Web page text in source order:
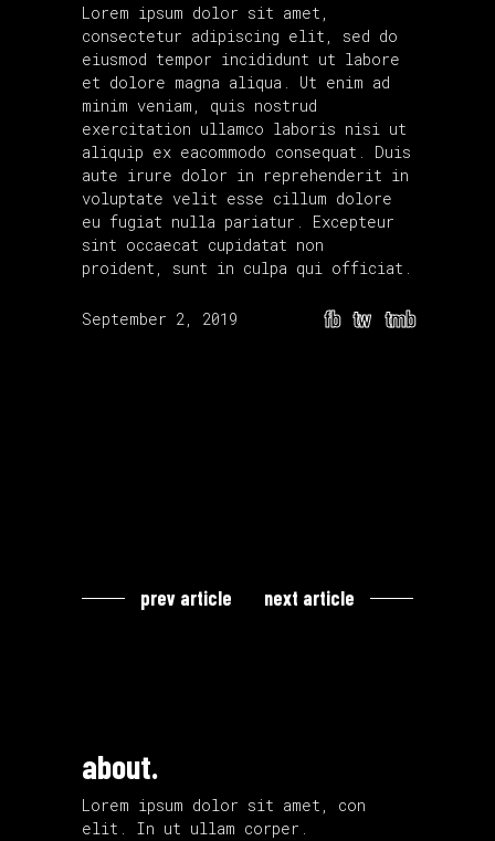
Lorem ipsum dolor sit amet,
consectetur adipiscing elit, sed do
eiusmod tempor incididunt ut labore
et dolore magna aliqua. Ut enim ad
minim veniam, quis nostrud
exercitation ullamco laboris nisi ut
aliquip ex eacommodo consequat. Duis
aute irure dolor in reprehenderit in
voluptate velit esse cillum dolore
eu fugiat nulla pariatur. Excepteur
sint occaecat cupidatat non
proident, sunt in culpa qui officiat.
September 2, 2019 fb tw tmb
prev article next article
about.
Lorem ipsum dolor sit amet, con
elit. In ut ullam corper.